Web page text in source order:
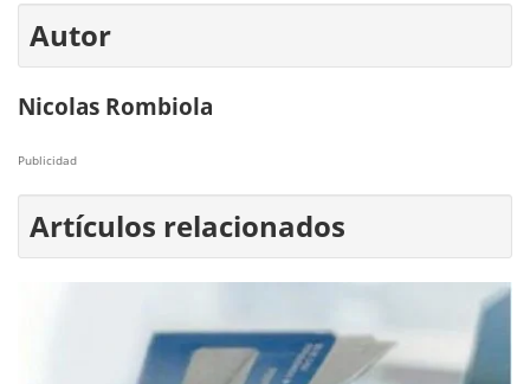
Autor
Nicolas Rombiola
Publicidad
Artículos relacionados